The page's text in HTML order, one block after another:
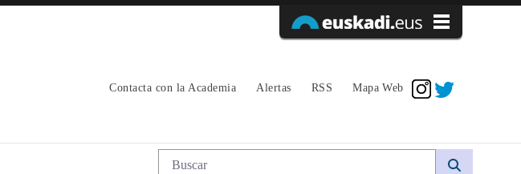
Contacta con la Academia Alertas RSS Mapa Web
Búsqueda web